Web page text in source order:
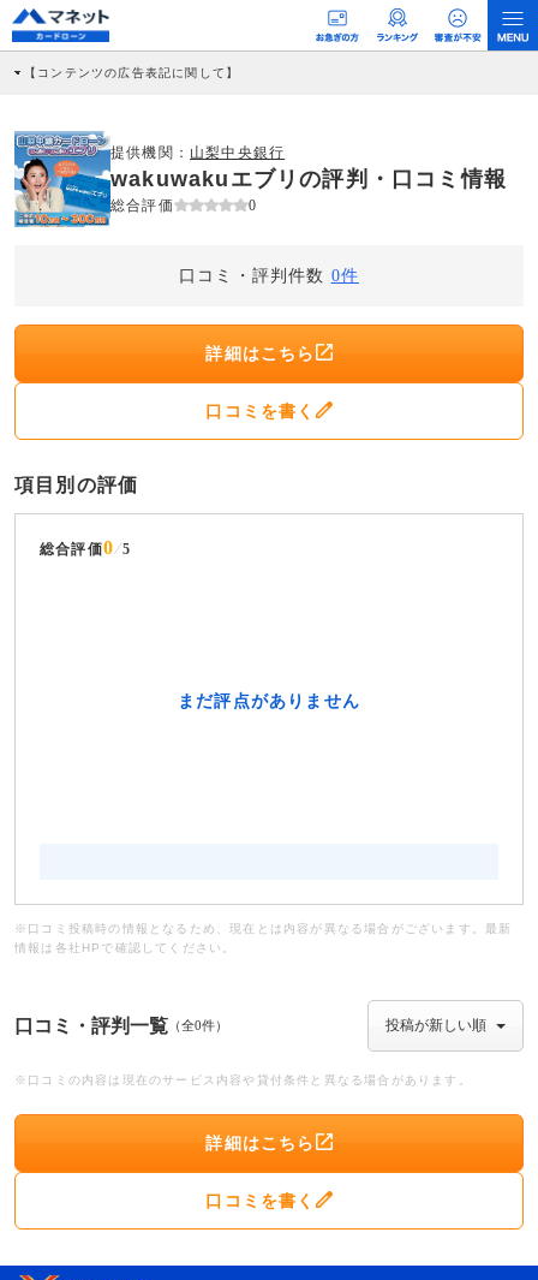
【コンテンツの広告表記に関して】
社に対して企業から紹介報酬が支払われるという収益モデルです。 ただし、特定の
商品を根拠なくPRするものではなく、当編集部の調査／ユーザーへの口コミ収集な
どに基づき、公平性を担保した情報提供を行っています。
>提携企業一覧
提供機関： 山梨中央銀行
wakuwakuエブリの評判・口コミ情報
総合評価 0
口コミ・評判件数 0件
詳細はこちら
口コミを書く
項目別の評価
総合評価0 5
※口コミ投稿時の情報となるため、現在とは内容が異なる場合がございます。最新
情報は各社HPで確認してください。
口コミ・評判一覧 （全0件）
※口コミの内容は現在のサービス内容や貸付条件と異なる場合があります。
詳細はこちら
口コミを書く